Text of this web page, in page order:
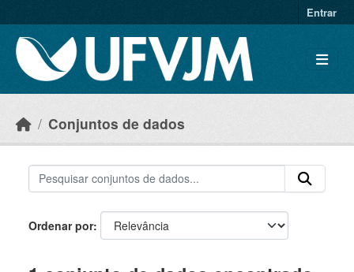
Entrar
Conjuntos de dados
Ordenar por